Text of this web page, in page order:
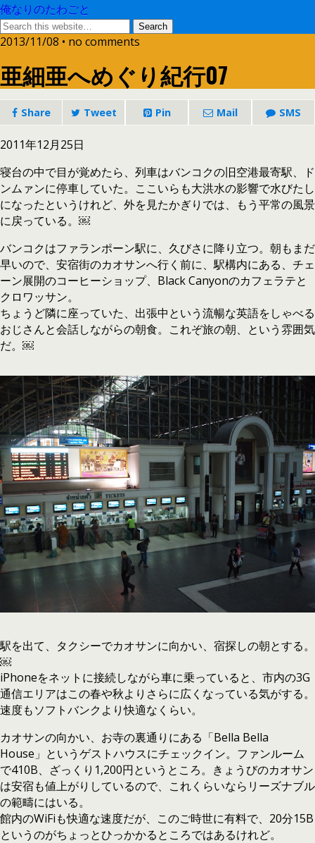
俺なりのたわごと
2013/11/08 • no comments
亜細亜へめぐり紀行07
Share Tweet Pin Mail SMS
2011年12月25日
寝台の中で目が覚めたら、列車はバンコクの旧空港最寄駅、ド
ンムァンに停車していた。ここいらも大洪水の影響で水びたし
になったというけれど、外を見たかぎりでは、もう平常の風景
に戻っている。￼
バンコクはファランポーン駅に、久びさに降り立つ。朝もまだ
早いので、安宿街のカオサンへ行く前に、駅構内にある、チェ
ーン展開のコーヒーショップ、Black Canyonのカフェラテと
クロワッサン。
ちょうど隣に座っていた、出張中という流暢な英語をしゃべる
おじさんと会話しながらの朝食。これぞ旅の朝、という雰囲気
だ。￼
駅を出て、タクシーでカオサンに向かい、宿探しの朝とする。
￼
iPhoneをネットに接続しながら車に乗っていると、市内の3G
通信エリアはこの春や秋よりさらに広くなっている気がする。
速度もソフトバンクより快適なくらい。
カオサンの向かい、お寺の裏通りにある「Bella Bella
House」というゲストハウスにチェックイン。ファンルーム
で410B、ざっくり1,200円というところ。きょうびのカオサン
は安宿も値上がりしているので、これくらいならリーズナブル
の範疇にはいる。
館内のWiFiも快適な速度だが、このご時世に有料で、20分15B
というのがちょっとひっかかるところではあるけれど。